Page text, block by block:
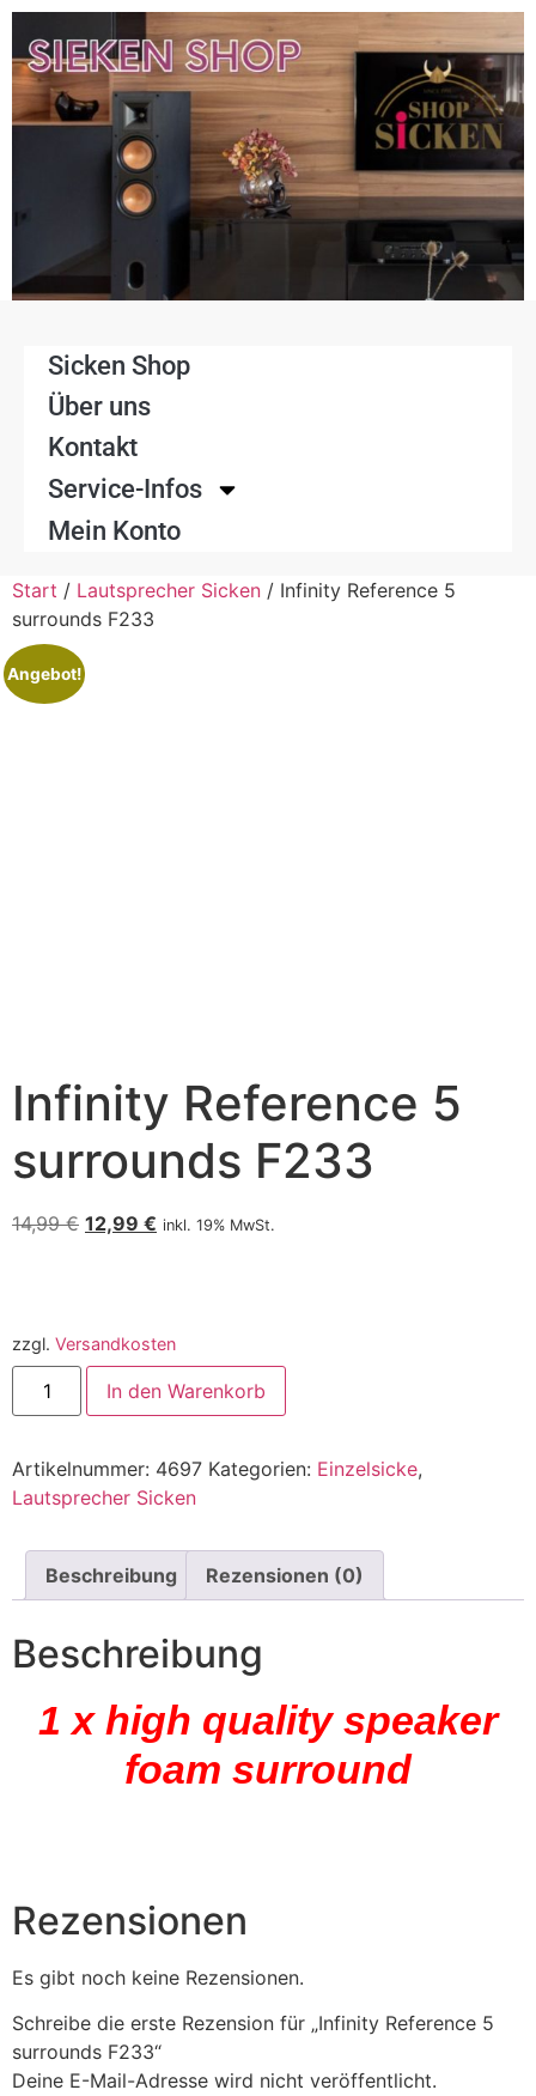
Sicken Shop
Über uns
Kontakt
Service-Infos
Mein Konto
Start / Lautsprecher Sicken / Infinity Reference 5
surrounds F233
Angebot!
Infinity Reference 5
surrounds F233
14,99€ 12,99 € inkl. 19% MwSt.
zzgl. Versandkosten
In den Warenkorb
Artikelnummer: 4697 Kategorien: Einzelsicke,
Lautsprecher Sicken
Beschreibung Rezensionen (0)
Beschreibung
1 x high quality speaker
foam surround
Rezensionen
Es gibt noch keine Rezensionen.
Schreibe die erste Rezension für „Infinity Reference 5
surrounds F233“
Deine E-Mail-Adresse wird nicht veröffentlicht.